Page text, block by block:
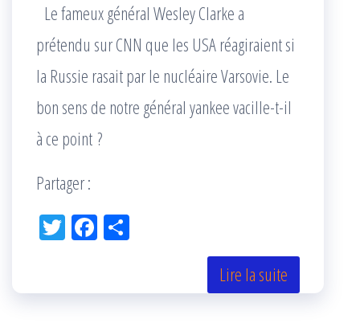
Le fameux général Wesley Clarke a
prétendu sur CNN que les USA réagiraient si
la Russie rasait par le nucléaire Varsovie. Le
bon sens de notre général yankee vacille-t-il
à ce point ?
Partager :
Tw Fac
k r
Lire la suite